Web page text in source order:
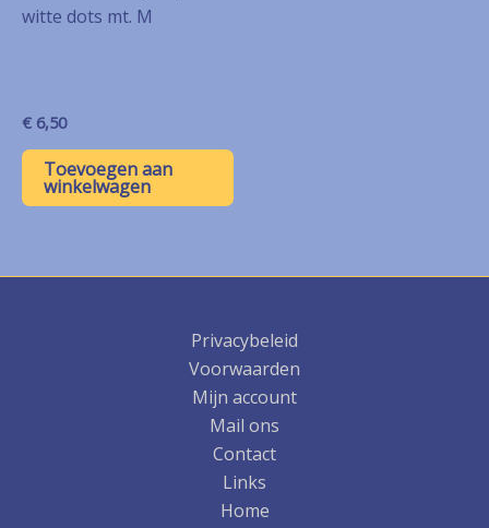
witte dots mt. M
€ 6,50
Toevoegen aan
winkelwagen
Privacybeleid
Voorwaarden
Mijn account
Mail ons
Contact
Links
Home